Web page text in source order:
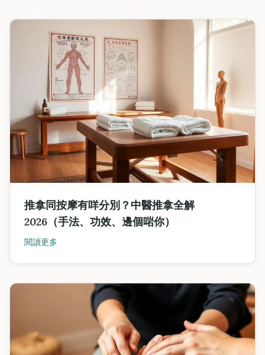
推拿同按摩有咩分別？中醫推拿全解
2026（手法、功效、邊個啱你）
閱讀更多